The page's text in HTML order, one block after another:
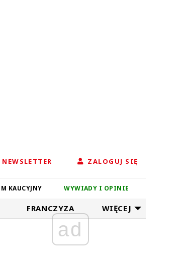
NEWSLETTER ZALOGUJ SIĘ
KAUCYJNY WYWIADY I OPINIE
FRANCZYZA WIĘCEJ
ad